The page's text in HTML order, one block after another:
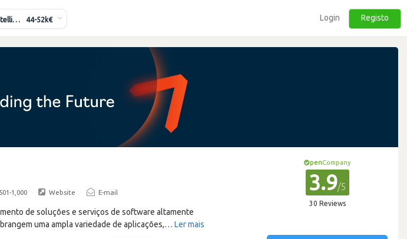
Artificial Intelligence Engineer 44-52k€ Login Registo
501-1,000 · Website · E-mail
de soluções e serviços de software altamente
uma ampla variedade de aplicações,… Ler mais
penCompany
3.9/5
30 Reviews